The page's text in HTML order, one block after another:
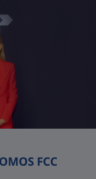
FCC